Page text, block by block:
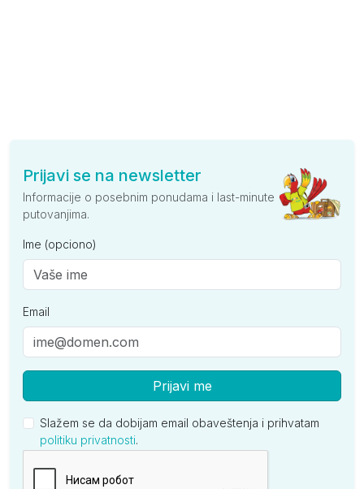
Prijavi se na newsletter
Informacije o posebnim ponudama i last-minute
putovanjima.
Ime (opciono)
Email
Prijavi me
Slažem se da dobijam email obaveštenja i prihvatam
politiku privatnosti.